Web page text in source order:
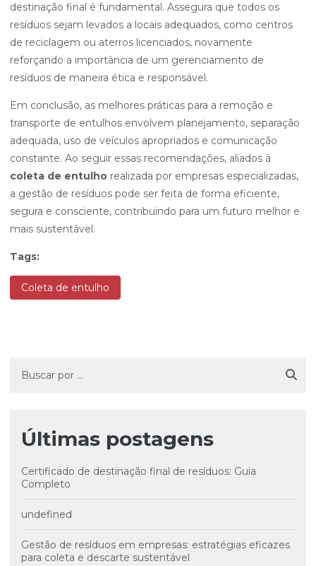
destinação final é fundamental. Assegura que todos os
resíduos sejam levados a locais adequados, como centros
de reciclagem ou aterros licenciados, novamente
reforçando a importância de um gerenciamento de
resíduos de maneira ética e responsável.
Em conclusão, as melhores práticas para a remoção e
transporte de entulhos envolvem planejamento, separação
adequada, uso de veículos apropriados e comunicação
constante. Ao seguir essas recomendações, aliados à
coleta de entulho realizada por empresas especializadas,
a gestão de resíduos pode ser feita de forma eficiente,
segura e consciente, contribuindo para um futuro melhor e
mais sustentável.
Tags:
Coleta de entulho
Últimas postagens
Certificado de destinação final de resíduos: Guia
Completo
undefined
Gestão de resíduos em empresas: estratégias eficazes
para coleta e descarte sustentável